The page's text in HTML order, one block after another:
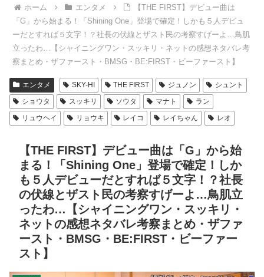
ホーム エンタメ
【THE FIRST】デビュー曲は
「G」から始まる！「Shining One」登場で確定！しかも５人デビュ
ーだとすれば５文字！？社長の伏線とザスト民の考察すげーよ…鳥肌
立ったわ…【シャイニングワン・スッキリ・ネットの感想ネタバレ考
察まとめ・ザファースト・BMSG・BE:FIRST・ビーファースト】
エンタメ SKY-HI THE FIRST ジュノン
シュント
ショウタ
スッキリ ソウタ マナト
ラン
リュウヘイ
リョウキ レイコ レイちゃん レオ
【THE FIRST】デビュー曲は「G」から始
まる！「Shining One」登場で確定！しか
も５人デビューだとすれば５文字！？社長
の伏線とザスト民の考察すげーよ…鳥肌立
ったわ…【シャイニングワン・スッキリ・
ネットの感想ネタバレ考察まとめ・ザファ
ースト・BMSG・BE:FIRST・ビーファー
スト】